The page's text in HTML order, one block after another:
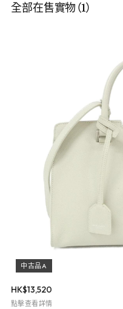
全部在售實物（1）
中古品A
HK$13,520
點擊查看詳情